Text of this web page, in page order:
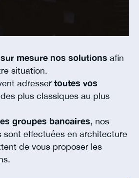
sur mesure nos solutions afin
situation.
adresser toutes vos
plus classiques au plus
groupes bancaires, nos
sont effectuées en architecture
de vous proposer les